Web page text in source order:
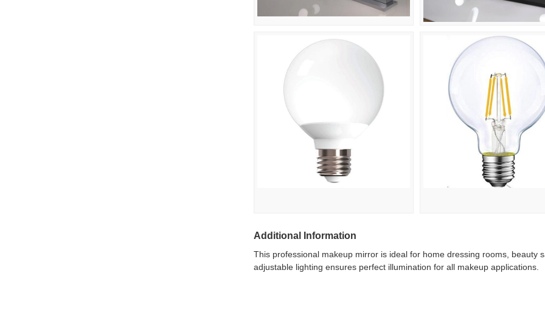
Additional Information
This professional makeup mirror is ideal for home dressing rooms, beauty
adjustable lighting ensures perfect illumination for all makeup applications.
สมัครเข้ารับอีเมลและข้อความ*